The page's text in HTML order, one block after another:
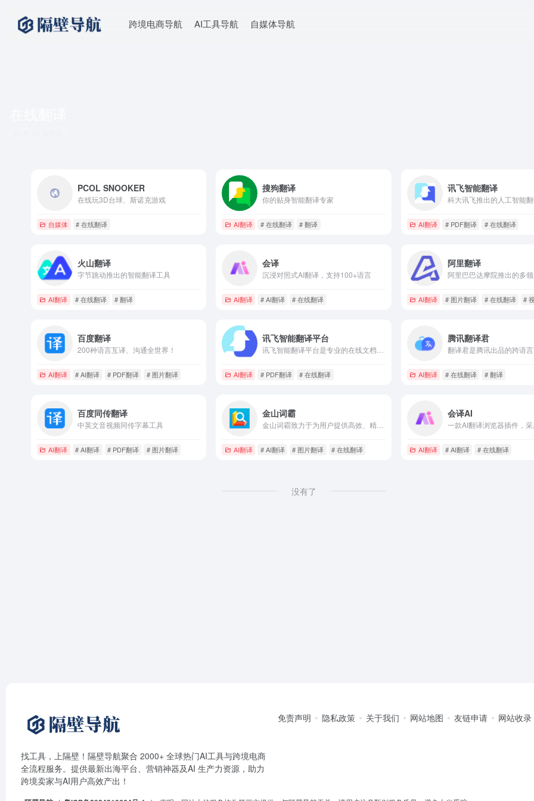
跨境电商导航 AI工具导航 自媒体导航
PCOL SNOOKER
在线玩3D台球、斯诺克游戏
自媒体 # 在线翻译
搜狗翻译
你的贴身智能翻译专家
AI翻译 # 在线翻译 # 翻译
讯飞智能翻译
科大讯飞推出的人工智能
AI翻译 # PDF翻译 # 在线翻译
火山翻译
字节跳动推出的智能翻译工具
AI翻译 # 在线翻译 # 翻译
会译
沉浸对照式AI翻译，支持100+语言
AI翻译 # AI翻译 # 在线翻译
阿里翻译
AI翻译 # 图片翻译 # 在线翻译 #
百度翻译
200种语言互译、沟通全世界！
AI翻译 # AI翻译 # PDF翻译 # 图片翻译
讯飞智能翻译平台
AI翻译 # PDF翻译 # 在线翻译
腾讯翻译君
翻译君是腾讯出品的跨语
AI翻译 # 在线翻译 # 翻译
百度同传翻译
中英文音视频同传字幕工具
AI翻译 # AI翻译 # PDF翻译 # 图片翻译
金山词霸
AI翻译 # AI翻译 # 图片翻译 # 在线翻译
会译AI
AI翻译 # AI翻译 # 在线翻译
没有了
找工具，上隔壁！隔壁导航聚合 2000+ 全球热门AI工具与跨境电商
全流程服务。提供最新出海平台、营销神器及AI 生产力资源，助力
跨境卖家与AI用户高效产出！
免责声明 隐私政策 关于我们 网站地图 友链申请 网站收录